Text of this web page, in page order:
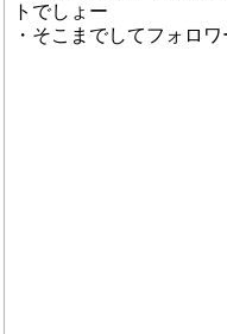
トでしょー
・そこまでしてフォロ